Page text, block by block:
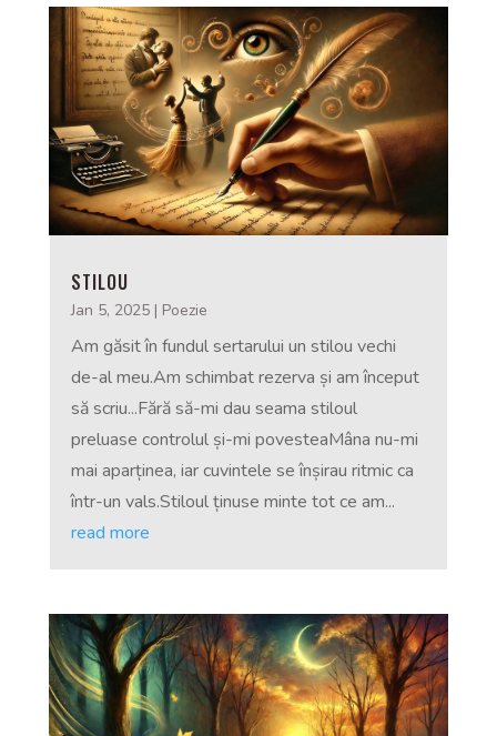
STILOU
Jan 5, 2025| Poezie
Am găsit în fundul sertarului un stilou vechi
de-al meu.Am schimbat rezerva și am început
să scriu...Fără să-mi dau seama stiloul
preluase controlul și-mi povesteaMâna nu-mi
mai aparținea, iar cuvintele se înșirau ritmic ca
într-un vals.Stiloul ținuse minte tot ce am...
read more